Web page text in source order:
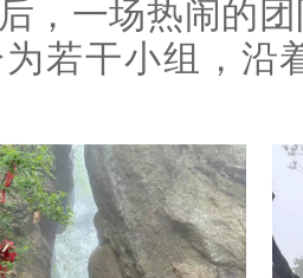
一场热闹的团
若干小组，沿